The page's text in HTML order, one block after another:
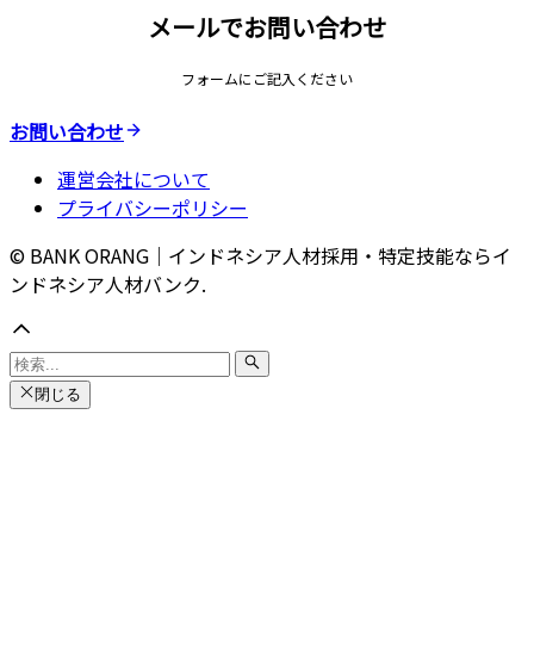
メールでお問い合わせ
フォームにご記入ください
お問い合わせ
運営会社について
プライバシーポリシー
© BANK ORANG｜インドネシア人材採用・特定技能ならイ
ンドネシア人材バンク.
閉じる